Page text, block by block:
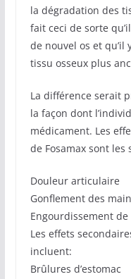
la dégradation des
fait ceci de sorte
de nouvel os et
tissu osseux plus
La différence serait
la façon dont
médicament. Les
de Fosamax sont les
Douleur articulaire
Gonflement des
Engourdissement
Les effets
incluent:
Brûlures d’estomac